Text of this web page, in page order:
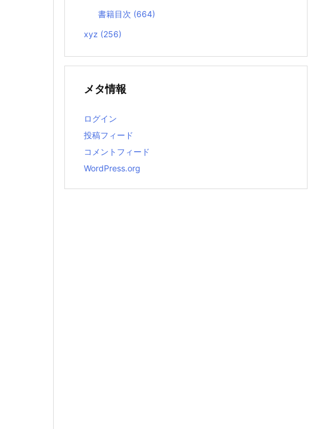
書籍目次 (664)
xyz (256)
メタ情報
ログイン
投稿フィード
コメントフィード
WordPress.org